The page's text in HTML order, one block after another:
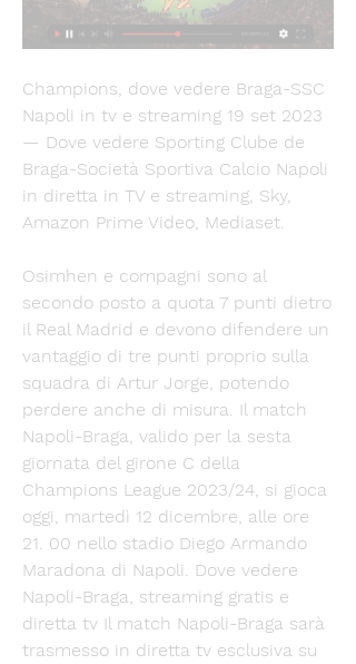
Champions, dove vedere Braga-SSC
Napoli in tv e streaming 19 set 2023
— Dove vedere Sporting Clube de
Braga-Società Sportiva Calcio Napoli
in diretta in TV e streaming, Sky,
Amazon Prime Video, Mediaset.
Osimhen e compagni sono al
secondo posto a quota 7 punti dietro
il Real Madrid e devono difendere un
vantaggio di tre punti proprio sulla
squadra di Artur Jorge, potendo
perdere anche di misura. Il match
Napoli-Braga, valido per la sesta
giornata del girone C della
Champions League 2023/24, si gioca
oggi, martedì 12 dicembre, alle ore
21. 00 nello stadio Diego Armando
Maradona di Napoli. Dove vedere
Napoli-Braga, streaming gratis e
diretta tv Il match Napoli-Braga sarà
trasmesso in diretta tv esclusiva su